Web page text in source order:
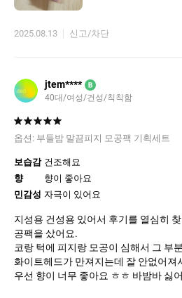
얼굴이 보송보송 하고, 결개선이 되더라
있었습니다.
역하면 어떡하지 했는데 자연스럽게
서 적당한 농도의 향이었습니다.
바르면서 기분 좋아진다는게 무슨 뜻인
불편감은 딱히 없었는데, 알갱이가 고르
그리고 가격이 좀 사악한 점.
요정도?
2025.08.13 신고/차단
jtem**** B
40대/여성/건성/칙칙함
옵션: 부들밤 말끔피지 모공팩 기획세트
보습감 건조해요
향
향이 좋아요
민감성 자극이 있어요
지성용 건성용 있어서 후기를 열심히
공팩을 샀어요.
코랑 턱에 피지랑 모공이 심해서 그 부
화이트헤드가 만져지는데 잘 안없어져
우선 향이 너무 좋아요 ㅎㅎ 바밤바 싫